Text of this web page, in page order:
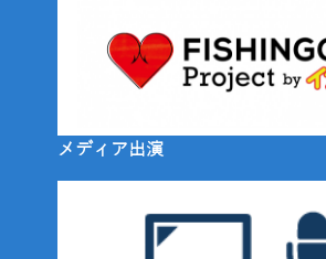
メディア出演